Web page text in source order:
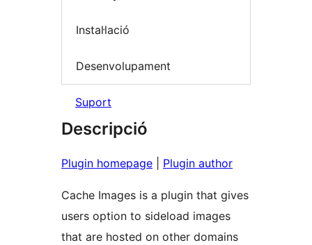
Instal·lació
Desenvolupament
Suport
Descripció
Plugin homepage Plugin author
Cache Images is a plugin that gives
users option to sideload images
that are hosted on other domains